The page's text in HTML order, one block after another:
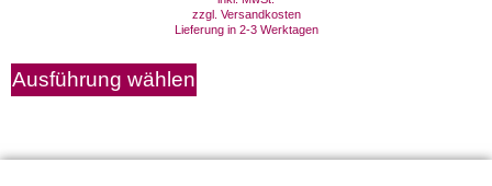
zzgl. Versandkosten
Lieferung in 2-3 Werktagen
Ausführung wählen